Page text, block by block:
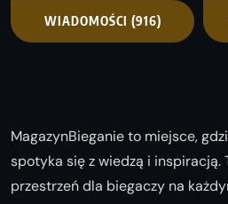
WIADOMOŚCI (916)
MagazynBieganie to miejsce,
spotyka się z wiedzą i inspiracją.
przestrzeń dla biegaczy na